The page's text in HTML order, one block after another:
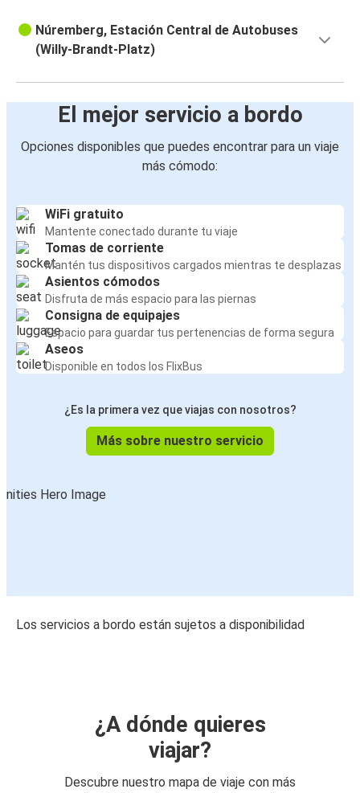
Núremberg, Estación Central de Autobuses
(Willy-Brandt-Platz)
El mejor servicio a bordo
Opciones disponibles que puedes encontrar para un viaje
más cómodo:
WiFi gratuito
Mantente conectado durante tu viaje
Tomas de corriente
Mantén tus dispositivos cargados mientras te desplazas
Asientos cómodos
Disfruta de más espacio para las piernas
Consigna de equipajes
Espacio para guardar tus pertenencias de forma segura
Aseos
Disponible en todos los FlixBus
¿Es la primera vez que viajas con nosotros?
Más sobre nuestro servicio
Los servicios a bordo están sujetos a disponibilidad
¿A dónde quieres
viajar?
Descubre nuestro mapa de viaje con más